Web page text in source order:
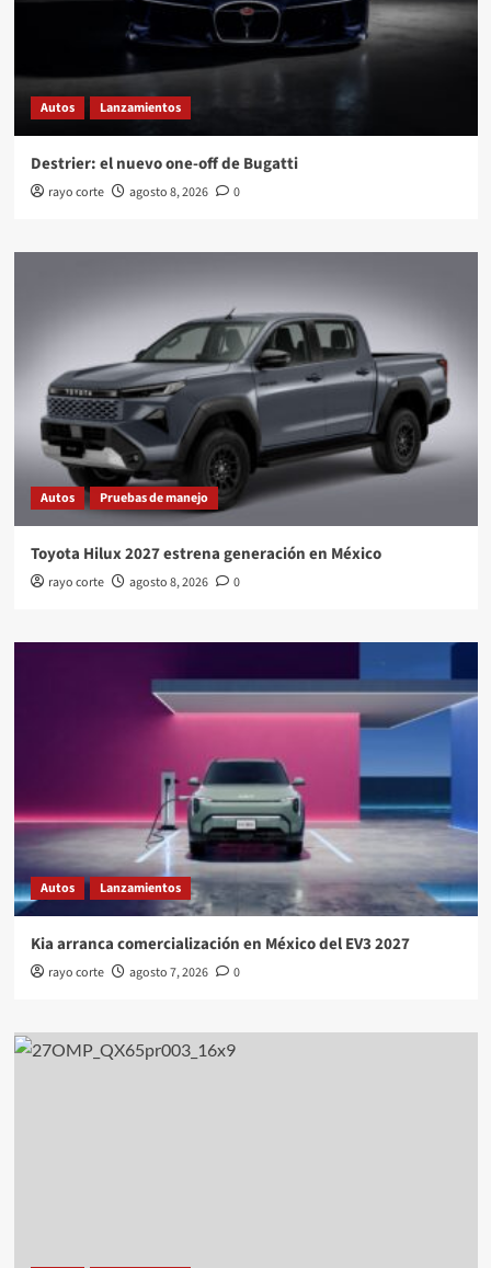
Autos Lanzamientos
Destrier: el nuevo one-off de Bugatti
rayo corte agosto 8, 2026 0
Autos Pruebas de manejo
Toyota Hilux 2027 estrena generación en México
rayo corte agosto 8, 2026 0
Autos Lanzamientos
Kia arranca comercialización en México del EV3 2027
rayo corte agosto 7, 2026 0